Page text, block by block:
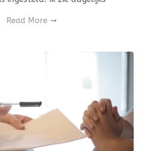
Read More